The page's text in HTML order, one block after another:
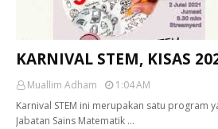
KARNIVAL STEM, KISAS
Muallim Adham
1:04 AM
Karnival STEM ini merupakan satu program
Jabatan Sains Matematik …